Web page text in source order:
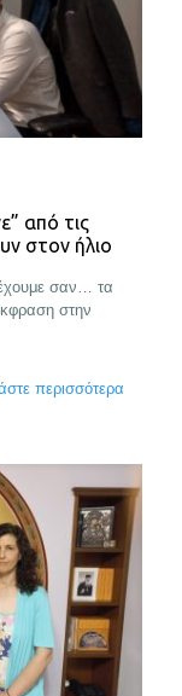
από τις
στον ήλιο
σαν… τα
στην
περισσότερα